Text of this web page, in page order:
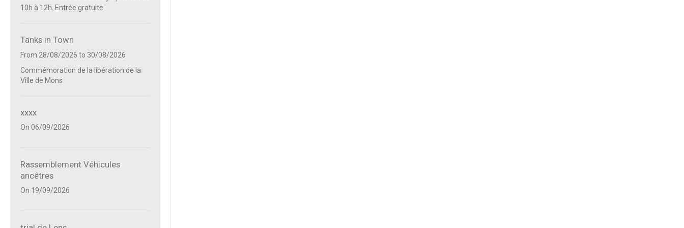
10h à 12h. Entrée gratuite
Tanks in Town
From 28/08/2026 to 30/08/2026
Commémoration de la libération de la
Ville de Mons
xxxx
On 06/09/2026
Rassemblement Véhicules
ancêtres
On 19/09/2026